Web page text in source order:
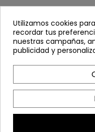
Utilizamos cookies
recordar tus
nuestras campañas,
publicidad y